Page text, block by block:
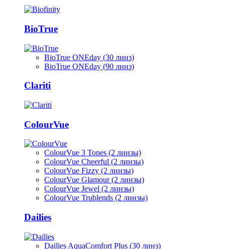
BioTrue
BioTrue ONEday (30 линз)
BioTrue ONEday (90 линз)
Clariti
ColourVue
ColourVue 3 Tones (2 линзы)
ColourVue Cheerful (2 линзы)
ColourVue Fizzy (2 линзы)
ColourVue Glamour (2 линзы)
ColourVue Jewel (2 линзы)
ColourVue Trublends (2 линзы)
Dailies
Dailies AquaComfort Plus (30 линз)